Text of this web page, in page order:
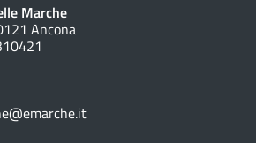
Marche
Ancona